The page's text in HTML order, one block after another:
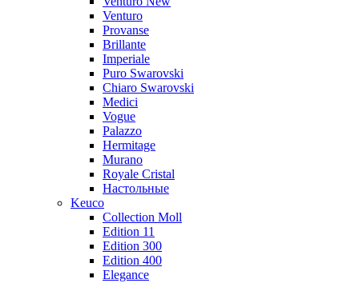
Venturo
Provanse
Brillante
Imperiale
Puro Swarovski
Chiaro Swarovski
Medici
Vogue
Palazzo
Hermitage
Murano
Royale Cristal
Настольные
Keuco
Collection Moll
Edition 11
Edition 300
Edition 400
Elegance